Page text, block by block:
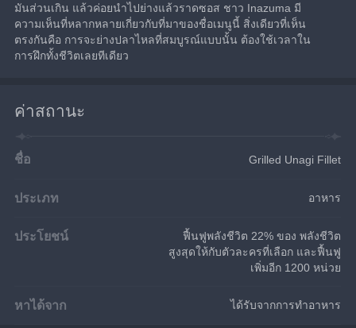
มันส่วนเกิน แล้วค่อยนำไปย่างแล้วราดซอส ชาว Inazuma มี
ความเห็นที่หลากหลายเกี่ยวกับที่มาของชื่อเมนูนี้ สิ่งเดียวที่เห็น
ตรงกันคือ การจะย่างปลาไหลที่สมบูรณ์แบบนั้น ต้องใช้เวลาใน
การฝึกทั้งชีวิตเลยทีเดียว
ค่าสถานะ
ชื่อ Grilled Unagi Fillet
ประเภท อาหาร
ประโยชน์
ฟื้นฟูพลังชีวิต 22% ของ พลังชีวิต
สูงสุดให้กับตัวละครที่เลือก และฟื้นฟู
เพิ่มอีก 1200 หน่วย
หาได้จาก ได้รับจากการทำอาหาร